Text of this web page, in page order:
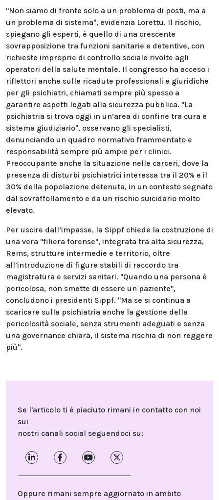
"Non siamo di fronte solo a un problema di posti, ma a
un problema di sistema", evidenzia Lorettu. Il rischio,
spiegano gli esperti, è quello di una crescente
sovrapposizione tra funzioni sanitarie e detentive, con
richieste improprie di controllo sociale rivolte agli
operatori della salute mentale. Il congresso ha acceso i
riflettori anche sulle ricadute professionali e giuridiche
per gli psichiatri, chiamati sempre più spesso a
garantire aspetti legati alla sicurezza pubblica. "La
psichiatria si trova oggi in un’area di confine tra cura e
sistema giudiziario", osservano gli specialisti,
denunciando un quadro normativo frammentato e
responsabilità sempre più ampie per i clinici.
Preoccupante anche la situazione nelle carceri, dove la
presenza di disturbi psichiatrici interessa tra il 20% e il
30% della popolazione detenuta, in un contesto segnato
dal sovraffollamento e da un rischio suicidario molto
elevato.
Per uscire dall’impasse, la Sippf chiede la costruzione di
una vera "filiera forense", integrata tra alta sicurezza,
Rems, strutture intermedie e territorio, oltre
all’introduzione di figure stabili di raccordo tra
magistratura e servizi sanitari. "Quando una persona è
pericolosa, non smette di essere un paziente",
concludono i presidenti Sippf. "Ma se si continua a
scaricare sulla psichiatria anche la gestione della
pericolosità sociale, senza strumenti adeguati e senza
una governance chiara, il sistema rischia di non reggere
più".
Se l'articolo ti è piaciuto rimani in contatto con noi
sui
nostri canali social seguendoci su:
Oppure rimani sempre aggiornato in ambito